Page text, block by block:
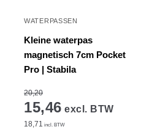
WATERPASSEN
Kleine waterpas
magnetisch 7cm Pocket
Pro | Stabila
20,20
15,46 excl. BTW
18,71 incl. BTW